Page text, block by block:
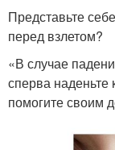
Представьте
перед взлетом?
«В случае
сперва наденьте
помогите своим